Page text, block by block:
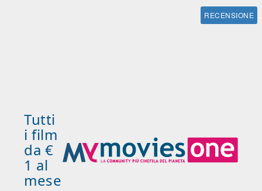
RECENSIONE
Tutti
i film
da €
1 al
mese